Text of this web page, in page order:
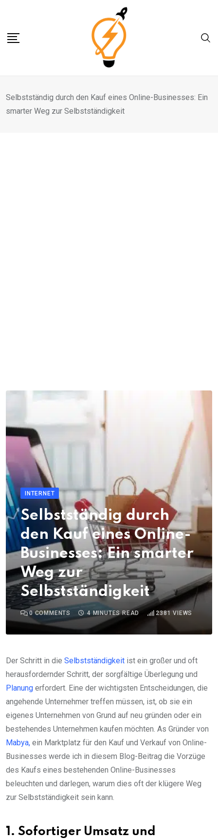
content
Selbstständig durch den Kauf eines Online-Businesses: Ein
smarter Weg zur Selbstständigkeit
INTERNET
Selbstständig durch
den Kauf eines Online-
Businesses: Ein smarter
Weg zur
Selbstständigkeit
0COMMENTS 4 MINUTES READ 2381 VIEWS
Der Schritt in die Selbstständigkeit ist ein großer und oft
herausfordernder Schritt, der sorgfältige Überlegung und
Planung erfordert. Eine der wichtigsten Entscheidungen, die
angehende Unternehmer treffen müssen, ist, ob sie ein
eigenes Unternehmen von Grund auf neu gründen oder ein
bestehendes Unternehmen kaufen möchten. As Gründer von
Mabya, ein Marktplatz für den Kauf und Verkauf von Online-
Businesses werde ich in diesem Blog-Beitrag die Vorzüge
des Kaufs eines bestehenden Online-Businesses
beleuchten und darlegen, warum dies oft der klügere Weg
zur Selbstständigkeit sein kann.
1. Sofortiger Umsatz und